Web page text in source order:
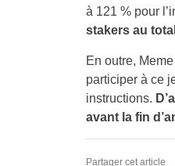
à 121 % pour
stakers au total
En outre,
participer à ce
instructions.
avant la fin
Partager cet article